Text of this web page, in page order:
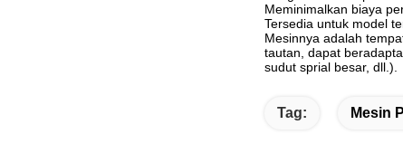
Meminimalkan biaya
Tersedia untuk model
Mesinnya adalah
tautan, dapat
sudut sprial besar, dll.).
Tag: Mesin